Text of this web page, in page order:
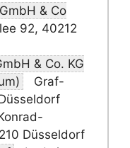
& Co
92, 40212
& Co. KG
Graf-
Düsseldorf